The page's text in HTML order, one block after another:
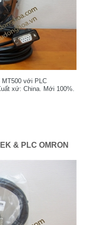
MT500 với PLC
xứ: China. Mới 100%.
& PLC OMRON